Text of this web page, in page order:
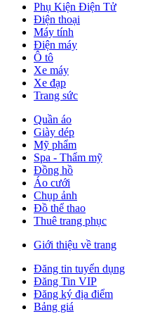
Phụ Kiện Điện Tử
Điện thoại
Máy tính
Điện máy
Ô tô
Xe máy
Xe đạp
Trang sức
Quần áo
Giày dép
Mỹ phẩm
Spa - Thẩm mỹ
Đồng hồ
Áo cưới
Chụp ảnh
Đồ thể thao
Thuê trang phục
Giới thiệu về trang
Đăng tin tuyển dụng
Đăng Tin VIP
Đăng ký địa điểm
Bảng giá